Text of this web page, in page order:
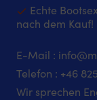
Echte
nach dem Kauf!
E-Mail :
Telefon : +46
Wir sprechen